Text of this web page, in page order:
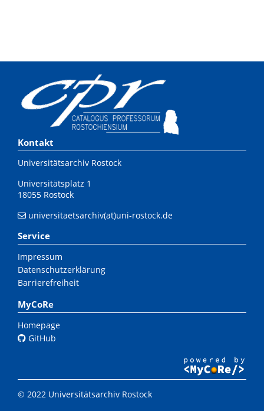
Kontakt
Universitätsarchiv Rostock
Universitätsplatz 1
18055 Rostock
universitaetsarchiv(at)uni-rostock.de
Service
Impressum
Datenschutzerklärung
Barrierefreiheit
MyCoRe
Homepage
GitHub
© 2022 Universitätsarchiv Rostock